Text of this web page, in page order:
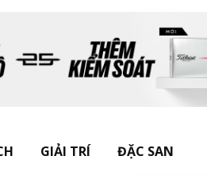
GIẢI TRÍ ĐẶC SAN